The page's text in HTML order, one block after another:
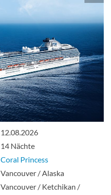
12.08.2026
14 Nächte
Coral Princess
Vancouver / Alaska
Vancouver / Ketchikan /